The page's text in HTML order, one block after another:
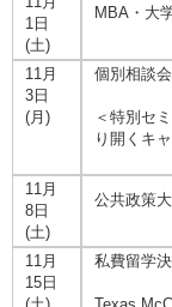
1日
(土)
MBA・大
11月
3日
(月)
個別相談
＜特別セ
り開くキ
11月
8日
(土)
公共政策
11月
15日
私費留学